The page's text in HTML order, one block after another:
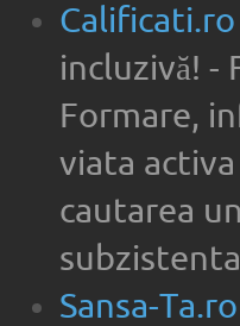
Calificati.ro
incluzivă! -
Formare,
viata
cautarea
Sansa-Ta.ro